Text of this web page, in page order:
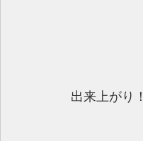
出来上がり！